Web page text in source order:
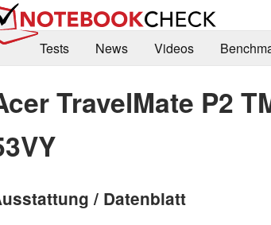
Tests
News Videos
TravelMate P2
/ Datenblatt